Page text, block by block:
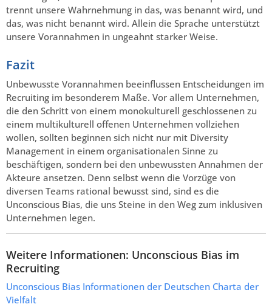
trennt unsere Wahrnehmung in das, was benannt wird, und
das, was nicht benannt wird. Allein die Sprache unterstützt
unsere Vorannahmen in ungeahnt starker Weise.
Fazit
Unbewusste Vorannahmen beeinflussen Entscheidungen im
Recruiting im besonderem Maße. Vor allem Unternehmen,
die den Schritt von einem monokulturell geschlossenen zu
einem multikulturell offenen Unternehmen vollziehen
wollen, sollten beginnen sich nicht nur mit Diversity
Management in einem organisationalen Sinne zu
beschäftigen, sondern bei den unbewussten Annahmen der
Akteure ansetzen. Denn selbst wenn die Vorzüge von
diversen Teams rational bewusst sind, sind es die
Unconscious Bias, die uns Steine in den Weg zum inklusiven
Unternehmen legen.
Weitere Informationen: Unconscious Bias im
Recruiting
Unconscious Bias Informationen der Deutschen Charta der
Vielfalt